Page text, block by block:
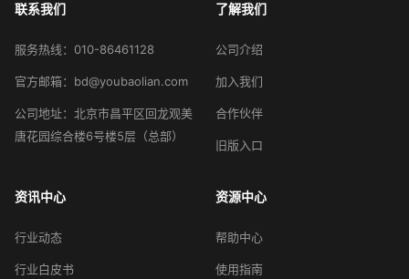
联系我们
服务热线：010-86461128
官方邮箱：bd@youbaolian.com
公司地址：北京市昌平区回龙观美
唐花园综合楼6号楼5层（总部）
了解我们
公司介绍
加入我们
合作伙伴
旧版入口
资讯中心
行业动态
行业白皮书
资源中心
帮助中心
使用指南